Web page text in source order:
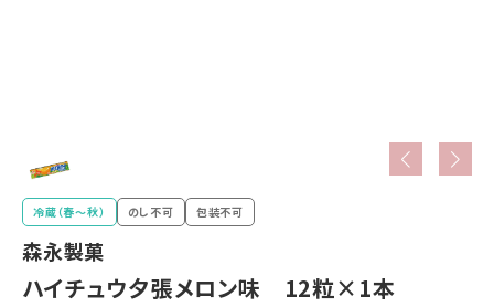
YOSHIMI
ホリ
北海道限定
冷蔵（春〜秋） のし不可 包装不可
森永製菓
ハイチュウ夕張メロン味 12粒×1本